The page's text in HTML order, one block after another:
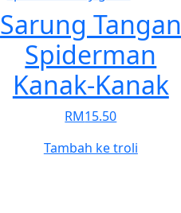
may
be
chosen
on
page
Sarung Tangan
Spiderman
Kanak-Kanak
RM15.50
Tambah ke troli